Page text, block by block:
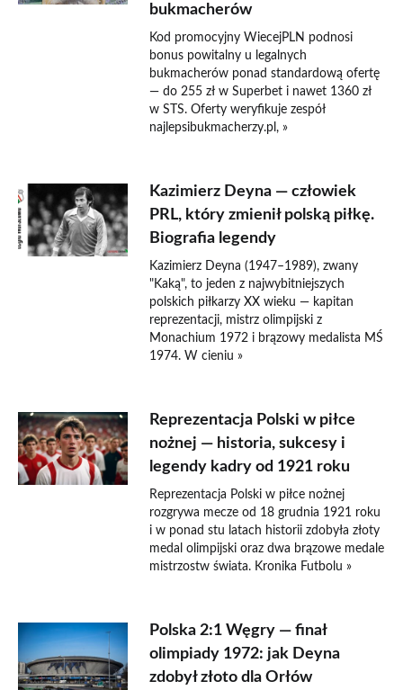
bukmacherów
Kod promocyjny WiecejPLN podnosi
bonus powitalny u legalnych
bukmacherów ponad standardową ofertę
— do 255 zł w Superbet i nawet 1360 zł
w STS. Oferty weryfikuje zespół
najlepsibukmacherzy.pl, »
Kazimierz Deyna — człowiek
PRL, który zmienił polską piłkę.
Biografia legendy
Kazimierz Deyna (1947–1989), zwany
"Kaką", to jeden z najwybitniejszych
polskich piłkarzy XX wieku — kapitan
reprezentacji, mistrz olimpijski z
Monachium 1972 i brązowy medalista MŚ
1974. W cieniu »
Reprezentacja Polski w piłce
nożnej — historia, sukcesy i
legendy kadry od 1921 roku
Reprezentacja Polski w piłce nożnej
rozgrywa mecze od 18 grudnia 1921 roku
i w ponad stu latach historii zdobyła złoty
medal olimpijski oraz dwa brązowe medale
mistrzostw świata. Kronika Futbolu »
Polska 2:1 Węgry — finał
olimpiady 1972: jak Deyna
zdobył złoto dla Orłów